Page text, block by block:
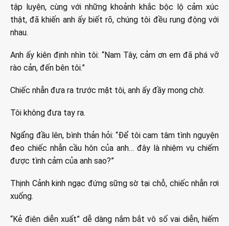
tập luyện, cùng với những khoảnh khắc bộc lộ cảm xúc
thật, đã khiến anh ấy biết rõ, chúng tôi đều rung động với
nhau.
Anh ấy kiên định nhìn tôi: “Nam Tây, cảm ơn em đã phá vỡ
rào cản, đến bên tôi.”
Chiếc nhẫn đưa ra trước mặt tôi, anh ấy đầy mong chờ.
Tôi không đưa tay ra.
Ngẩng đầu lên, bình thản hỏi: “Để tôi cam tâm tình nguyện
đeo chiếc nhẫn cầu hôn của anh… đây là nhiệm vụ chiếm
được tình cảm của anh sao?”
Thịnh Cảnh kinh ngạc đứng sững sờ tại chỗ, chiếc nhẫn rơi
xuống.
“Kẻ điên diễn xuất” dễ dàng nắm bắt vô số vai diễn, hiếm